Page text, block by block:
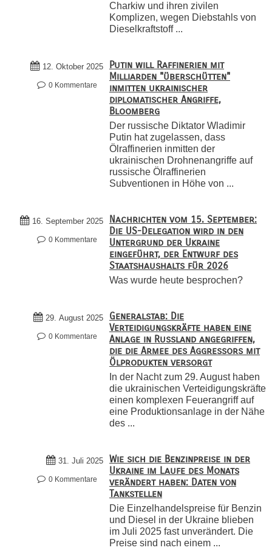
Charkiw und ihren zivilen
Komplizen, wegen Diebstahls von
Dieselkraftstoff ...
12. Oktober 2025
0 Kommentare
Putin will Raffinerien mit
Milliarden "überschütten"
inmitten ukrainischer
diplomatischer Angriffe,
Bloomberg
Der russische Diktator Wladimir
Putin hat zugelassen, dass
Ölraffinerien inmitten der
ukrainischen Drohnenangriffe auf
russische Ölraffinerien
Subventionen in Höhe von ...
16. September 2025
0 Kommentare
Nachrichten vom 15. September:
Die US-Delegation wird in den
Untergrund der Ukraine
eingeführt, der Entwurf des
Staatshaushalts für 2026
Was wurde heute besprochen?
29. August 2025
0 Kommentare
Generalstab: Die
Verteidigungskräfte haben eine
Anlage in Russland angegriffen,
die die Armee des Aggressors mit
Ölprodukten versorgt
In der Nacht zum 29. August haben
die ukrainischen Verteidigungskräfte
einen komplexen Feuerangriff auf
eine Produktionsanlage in der Nähe
des ...
31. Juli 2025
0 Kommentare
Wie sich die Benzinpreise in der
Ukraine im Laufe des Monats
verändert haben: Daten von
Tankstellen
Die Einzelhandelspreise für Benzin
und Diesel in der Ukraine blieben
im Juli 2025 fast unverändert. Die
Preise sind nach einem ...